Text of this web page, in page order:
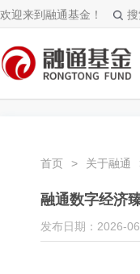
欢迎来到融通基金！
首页 > 关于融通
融通数字经济
发布日期：2026-